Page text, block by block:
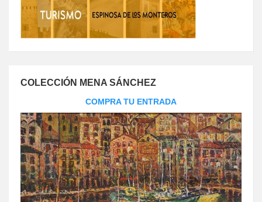
COLECCIÓN MENA SÁNCHEZ
COMPRA TU ENTRADA